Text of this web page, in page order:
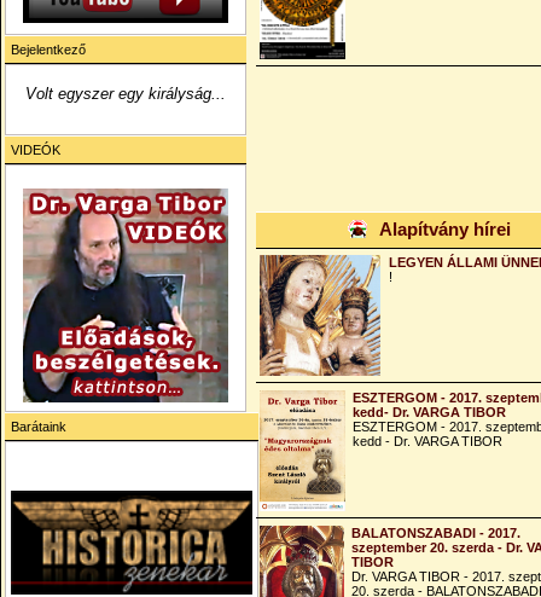
Bejelentkező
Volt egyszer egy királyság...
VIDEÓK
Barátaink
Alapítvány hírei
LEGYEN ÁLLAMI
!
ESZTERGOM - 2017.
kedd- Dr. VARGA TIBOR
ESZTERGOM - 2017.
kedd - Dr. VARGA TIBOR
BALATONSZABADI - 2017.
szeptember 20. szerda - Dr.
TIBOR
Dr. VARGA TIBOR - 2017.
20. szerda - BALATONSZABADI